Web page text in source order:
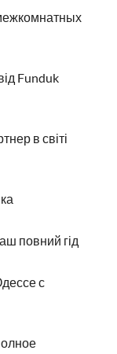
Funduk
в світі
повний гід
с